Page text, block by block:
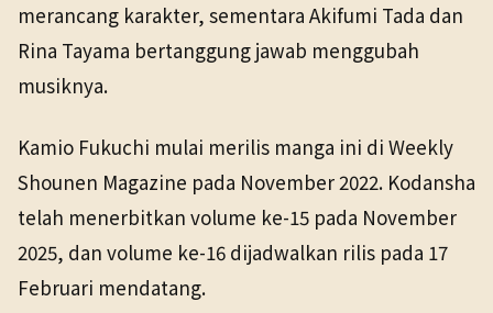
merancang karakter, sementara Akifumi Tada dan
Rina Tayama bertanggung jawab menggubah
musiknya.
Kamio Fukuchi mulai merilis manga ini di Weekly
Shounen Magazine pada November 2022. Kodansha
telah menerbitkan volume ke-15 pada November
2025, dan volume ke-16 dijadwalkan rilis pada 17
Februari mendatang.